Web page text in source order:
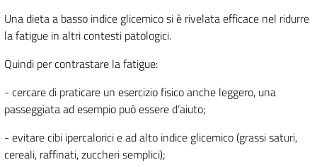
Una dieta a basso indice glicemico si è rivelata efficace nel ridurre
la fatigue in altri contesti patologici.
Quindi per contrastare la fatigue:
- cercare di praticare un esercizio fisico anche leggero, una
passeggiata ad esempio può essere d’aiuto;
- evitare cibi ipercalorici e ad alto indice glicemico (grassi saturi,
cereali, raffinati, zuccheri semplici);